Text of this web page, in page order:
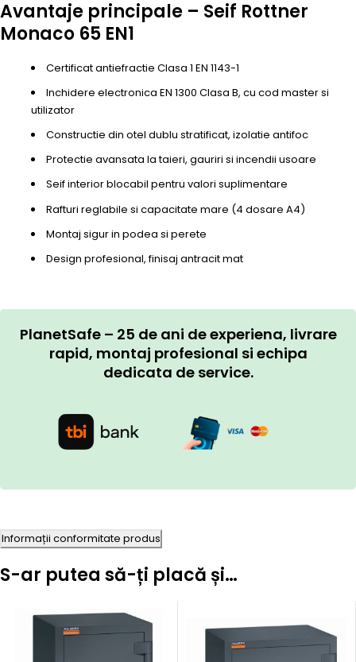
Avantaje principale – Seif Rottner
Monaco 65 EN1
Certificat antiefractie Clasa 1 EN 1143-1
Inchidere electronica EN 1300 Clasa B, cu cod master si
utilizator
Constructie din otel dublu stratificat, izolatie antifoc
Protectie avansata la taieri, gauriri si incendii usoare
Seif interior blocabil pentru valori suplimentare
Rafturi reglabile si capacitate mare (4 dosare A4)
Montaj sigur in podea si perete
Design profesional, finisaj antracit mat
PlanetSafe – 25 de ani de experiena, livrare
rapid, montaj profesional si echipa
dedicata de service.
Informații conformitate produs
S-ar putea să-ți placă și…